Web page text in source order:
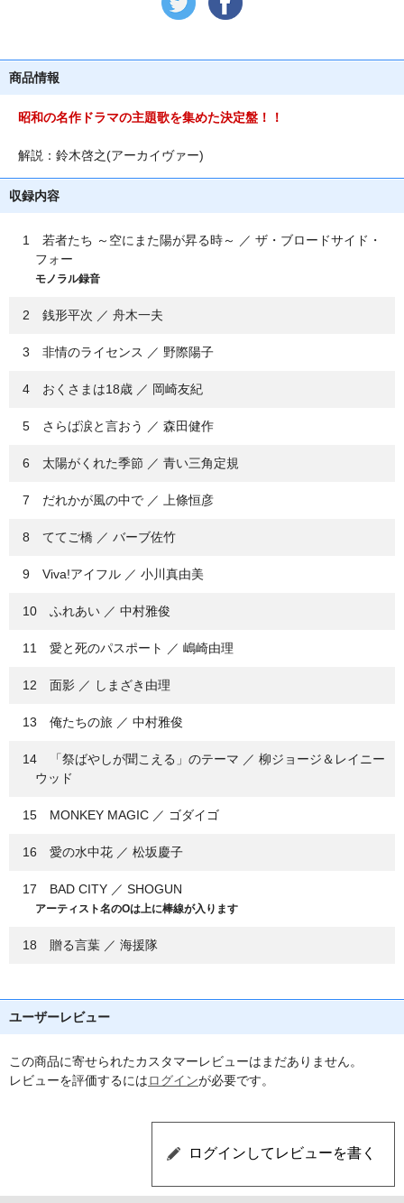
商品情報
昭和の名作ドラマの主題歌を集めた決定盤！！
解説：鈴木啓之(アーカイヴァー)
収録内容
1 若者たち ～空にまた陽が昇る時～ ／ ザ・ブロードサイド・
フォー
モノラル録音
2 銭形平次 ／ 舟木一夫
3 非情のライセンス ／ 野際陽子
4 おくさまは18歳 ／ 岡崎友紀
5 さらば涙と言おう ／ 森田健作
6 太陽がくれた季節 ／ 青い三角定規
7 だれかが風の中で ／ 上條恒彦
8 ててご橋 ／ バーブ佐竹
9 Viva!アイフル ／ 小川真由美
10 ふれあい ／ 中村雅俊
11 愛と死のパスポート ／ 嶋崎由理
12 面影 ／ しまざき由理
13 俺たちの旅 ／ 中村雅俊
14 「祭ばやしが聞こえる」のテーマ ／ 柳ジョージ＆レイニー
ウッド
15 MONKEY MAGIC ／ ゴダイゴ
16 愛の水中花 ／ 松坂慶子
17 BAD CITY ／ SHOGUN
アーティスト名のOは上に棒線が入ります
18 贈る言葉 ／ 海援隊
ユーザーレビュー
この商品に寄せられたカスタマーレビューはまだありません。
レビューを評価するにはログインが必要です。